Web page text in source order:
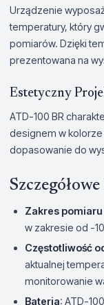
Urządzenie
temperatury, który
pomiarów. Dzięki
prezentowana na
Estetyczny
ATD-100 BR
designem w kolorze
dopasowanie do
Zakres
w zakresie od -
Częstotliwość
aktualnej
monitorowanie
Bateria: ATD-